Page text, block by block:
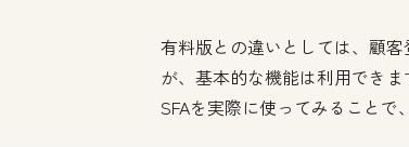
有料版との違いとしては、顧
が、基本的な機能は利用できま
SFAを実際に使ってみること